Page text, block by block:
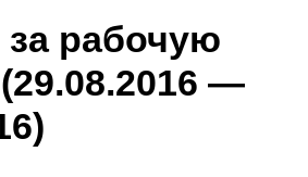
за рабочую
—